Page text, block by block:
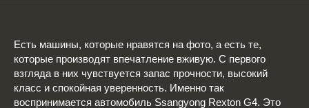
Есть машины, которые нравятся на фото, а есть те,
которые производят впечатление вживую. С первого
взгляда в них чувствуется запас прочности, высокий
класс и спокойная уверенность. Именно так
воспринимается автомобиль Ssangyong Rexton G4. Это